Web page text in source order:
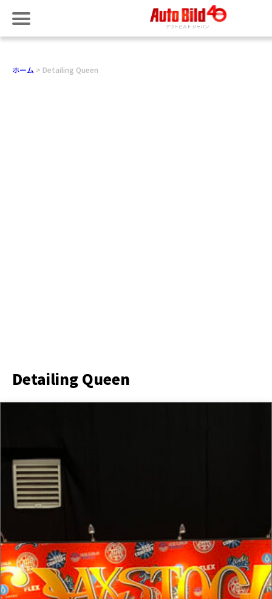
ホーム Detailing Queen
Detailing Queen